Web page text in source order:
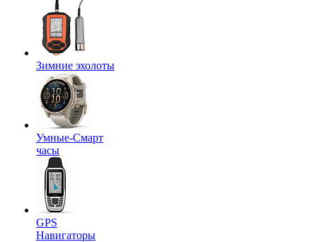
Зимние эхолоты
Умные-Смарт
часы
GPS
Навигаторы